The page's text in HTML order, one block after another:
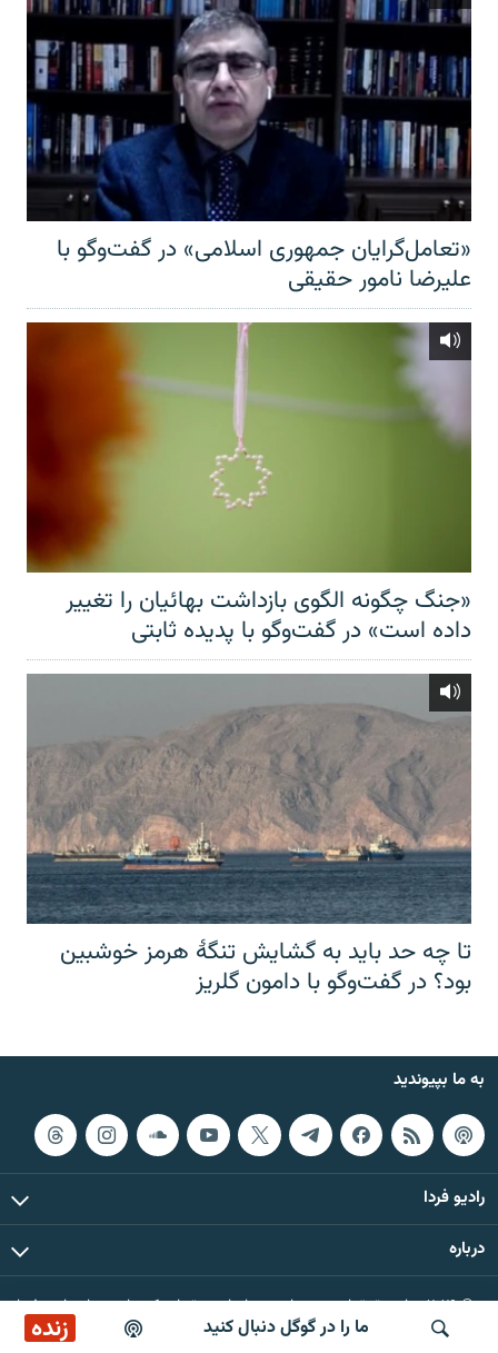
ما را در گوگل دنبال کنید زنده پخش آنلاین
«تعامل‌گرایان جمهوری اسلامی» در گفت‌وگو با
علیرضا نامور حقیقی
«جنگ چگونه الگوی بازداشت بهائیان را تغییر
داده است» در گفت‌وگو با پدیده ثابتی
تا چه حد باید به گشایش تنگهٔ هرمز خوشبین
بود؟ در گفت‌وگو با دامون گلریز
به ما بپیوندید
رادیو فردا
درباره
© ۲۰۲۶ تمام حقوق این وب‌سایت، بر اساس مقررات کپی‌رایت، برای رادیو فردا
محفوظ است.